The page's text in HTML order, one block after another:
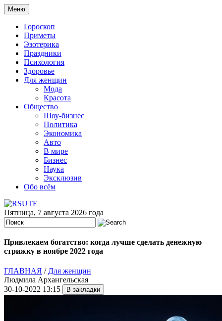
Меню
Гороскоп
Приметы
Эзотерика
Праздники
Психология
Здоровье
Для женщин
Мода
Красота
Общество
Шоу-бизнес
Политика
Экономика
Авто
В мире
Бизнес
Наука
Эксклюзив
Обо всём
Пятница, 7 августа 2026 года
Привлекаем богатство: когда лучше сделать денежную
стрижку в ноябре 2022 года
ГЛАВНАЯ / Для женщин
Людмила Архангельская
30-10-2022 13:15